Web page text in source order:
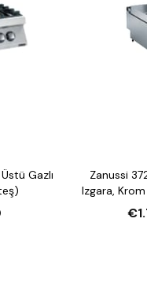
Gazlı
Zanussi
Izgara,